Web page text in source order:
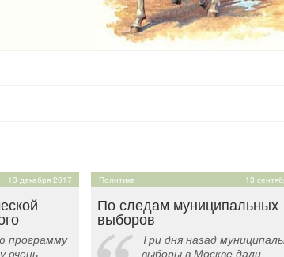
13 декабря 2017
программу
очень
Политика 13
По следам муниципальных
выборов
Три дня назад
выборы в Москве дали